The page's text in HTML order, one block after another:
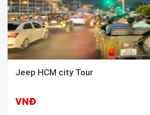
Jeep HCM city Tour
VNĐ